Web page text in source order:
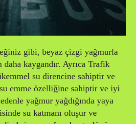
gibi, beyaz çizgi yağmurla
daha kaygandır. Ayrıca Trafik
su direncine sahiptir ve
emme özelliğine sahiptir ve iyi
yağmur yağdığında yaya
su katmanı oluşur ve